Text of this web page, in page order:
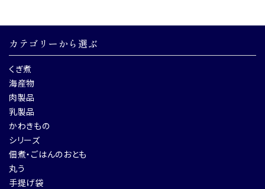
カテゴリーから選ぶ
くぎ煮
海産物
肉製品
乳製品
かわきもの
シリーズ
佃煮・ごはんのおとも
丸う
手提げ袋